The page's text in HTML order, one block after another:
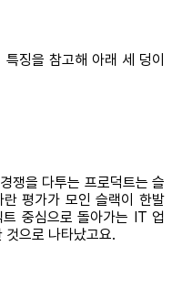
징을 참고해 아래 세 덩이
쟁을 다투는 프로덕트는 슬
평가가 모인 슬랙이 한발
중심으로 돌아가는 IT 업
것으로 나타났고요.